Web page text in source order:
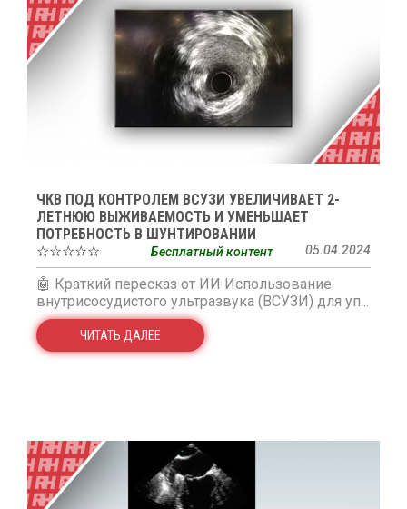
ЧКВ ПОД КОНТРОЛЕМ ВСУЗИ УВЕЛИЧИВАЕТ 2-
ЛЕТНЮЮ ВЫЖИВАЕМОСТЬ И УМЕНЬШАЕТ
ПОТРЕБНОСТЬ В ШУНТИРОВАНИИ
☆☆☆☆☆
05.04.2024
Бесплатный контент
🤖 Краткий пересказ от ИИ Использование
внутрисосудистого ультразвука (ВСУЗИ) для уп...
ЧИТАТЬ ДАЛЕЕ